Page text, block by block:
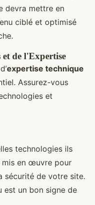
devra mettre en
ciblé et optimisé
et de l'Expertise
expertise technique
Assurez-vous
et
technologies ils
mis en œuvre pour
sécurité de votre site.
est un bon signe de